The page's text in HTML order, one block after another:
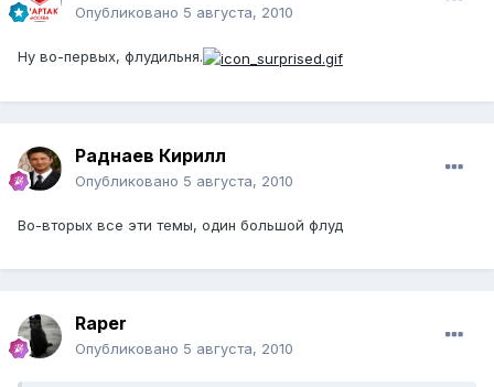
Опубликовано 5 августа, 2010
Ну во-первых, флудильня.
Раднаев Кирилл
Опубликовано 5 августа, 2010
Во-вторых все эти темы, один большой флуд
Raper
Опубликовано 5 августа, 2010